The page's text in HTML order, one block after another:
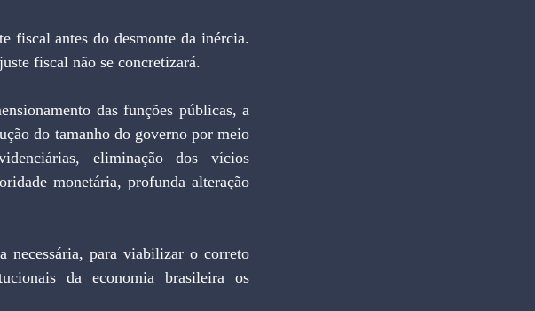
fiscal não se concretizará.
do tamanho do governo por meio
eliminação dos vícios
monetária, profunda alteração
da economia brasileira os